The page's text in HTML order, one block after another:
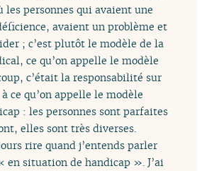
les personnes qui avaient une
avaient un problème et
; c’est plutôt le modèle de la
ce qu’on appelle le modèle
c’était la responsabilité sur
ce qu’on appelle le modèle
: les personnes sont parfaites
elles sont très diverses.
rire quand j’entends parler
en situation de handicap ». J’ai